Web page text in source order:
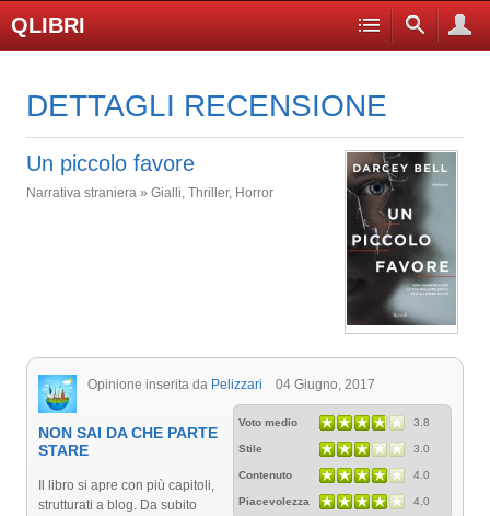
QLIBRI
DETTAGLI RECENSIONE
Un piccolo favore
Narrativa straniera » Gialli, Thriller, Horror
Opinione inserita da Pelizzari 04 Giugno, 2017
Voto medio 3.8
Stile 3.0
Contenuto 4.0
Piacevolezza 4.0
NON SAI DA CHE PARTE
STARE
Il libro si apre con più capitoli,
strutturati a blog. Da subito